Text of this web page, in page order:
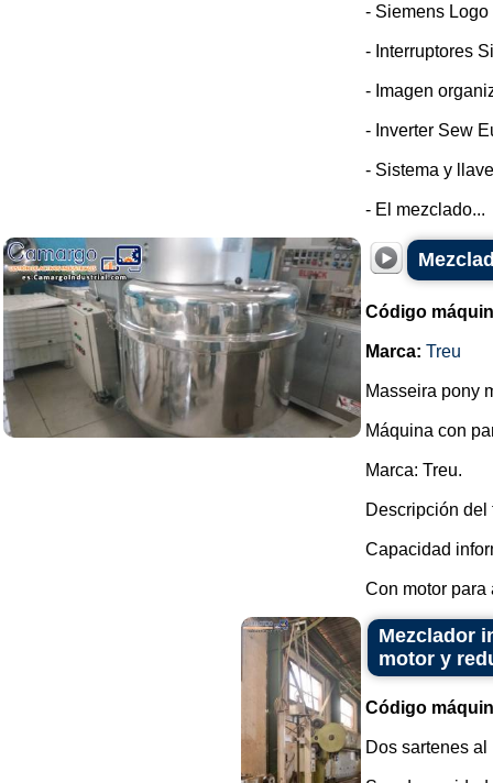
- Siemens Logo
- Interruptores
- Imagen
- Inverter Sew
- Sistema y
- El mezclado...
Código
Marca: Treu
Masseira pony
Máquina con
Marca: Treu.
Descripción del
Capacidad
Con motor para
Mezclador
motor y
Código
Dos sartenes